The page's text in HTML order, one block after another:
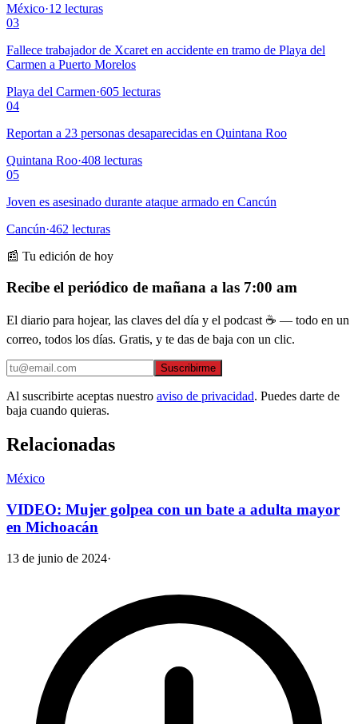
México·12 lecturas
03
Fallece trabajador de Xcaret en accidente en tramo de Playa del
Carmen a Puerto Morelos
Playa del Carmen·605 lecturas
04
Reportan a 23 personas desaparecidas en Quintana Roo
Quintana Roo·408 lecturas
05
Joven es asesinado durante ataque armado en Cancún
Cancún·462 lecturas
📰 Tu edición de hoy
Recibe el periódico de mañana a las 7:00 am
El diario para hojear, las claves del día y el podcast ☕ — todo en un
correo, todos los días. Gratis, y te das de baja con un clic.
Suscribirme
Al suscribirte aceptas nuestro aviso de privacidad. Puedes darte de
baja cuando quieras.
Relacionadas
México
VIDEO: Mujer golpea con un bate a adulta mayor
en Michoacán
13 de junio de 2024·